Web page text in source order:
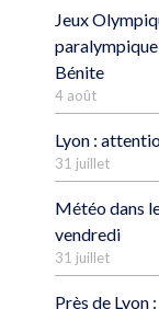
Jeux
Bénite
4 août
Lyon :
31 juillet
Météo dans
vendredi
31 juillet
Près de Lyon